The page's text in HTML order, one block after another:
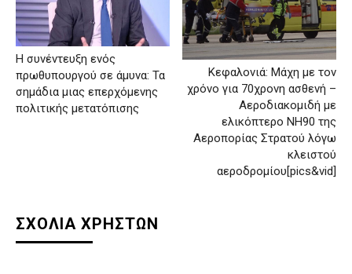
Η συνέντευξη ενός
πρωθυπουργού σε άμυνα: Τα
σημάδια μιας επερχόμενης
πολιτικής μετατόπισης
Κεφαλονιά: Μάχη με τον
χρόνο για 70χρονη ασθενή –
Αεροδιακομιδή με
ελικόπτερο NH90 της
Αεροπορίας Στρατού λόγω
κλειστού
αεροδρομίου[pics&vid]
ΣΧΟΛΙΑ ΧΡΗΣΤΩΝ